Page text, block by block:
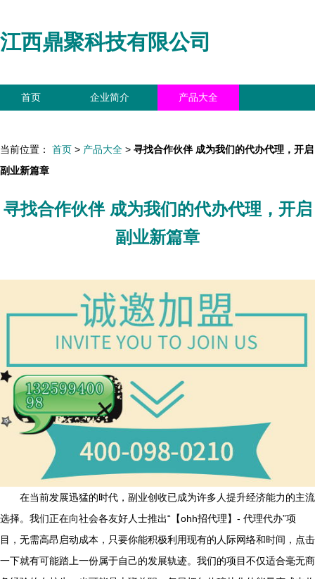
江西鼎聚科技有限公司
首页 企业简介 产品大全
当前位置： 首页 > 产品大全 > 寻找合作伙伴 成为我们的代办代理，开启
副业新篇章
寻找合作伙伴 成为我们的代办代理，开启
副业新篇章
在当前发展迅猛的时代，副业创收已成为许多人提升经济能力的主流
选择。我们正在向社会各友好人士推出“【ohh招代理】- 代理代办”项
目，无需高昂启动成本，只要你能积极利用现有的人际网络和时间，点击
一下就有可能踏上一份属于自己的发展轨迹。我们的项目不仅适合毫无商